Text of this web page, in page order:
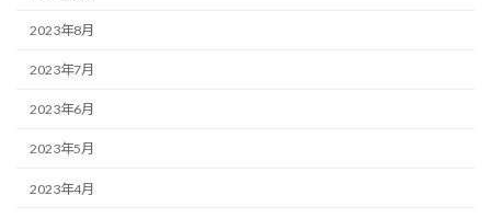
2023年8月
2023年7月
2023年6月
2023年5月
2023年4月